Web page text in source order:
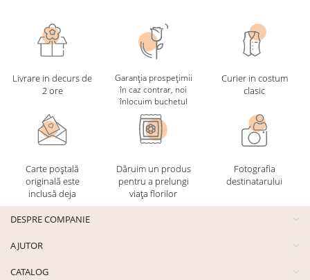
Livrare in decurs de
2 ore
Garanția prospețimii
în caz contrar, noi
înlocuim buchetul
Curier in costum
clasic
Carte poștală
originală este
inclusă deja
Dăruim un produs
pentru a prelungi
viața florilor
Fotografia
destinatarului
DESPRE COMPANIE
AJUTOR
CATALOG